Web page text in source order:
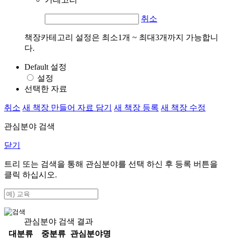
취소
책장카테고리 설정은 최소1개 ~ 최대3개까지 가능합니
다.
Default 설정
설정
선택한 자료
취소 새 책장 만들어 자료 담기 새 책장 등록 새 책장 수정
관심분야 검색
닫기
트리 또는 검색을 통해 관심분야를 선택 하신 후 등록 버튼을
클릭 하십시오.
관심분야 검색 결과
대분류
중분류
관심분야명